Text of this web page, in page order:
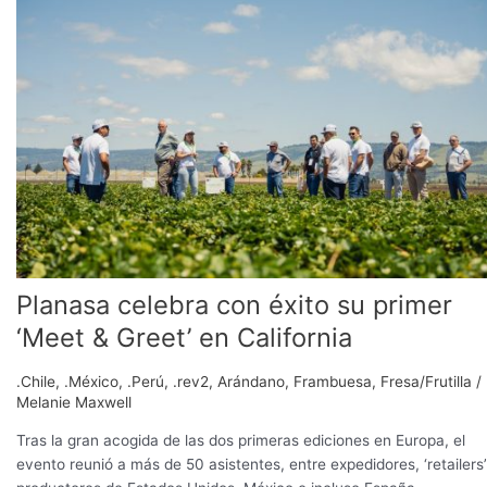
Planasa celebra con éxito su primer
‘Meet & Greet’ en California
.Chile, .México, .Perú, .rev2, Arándano, Frambuesa, Fresa/Frutilla /
Melanie Maxwell
Tras la gran acogida de las dos primeras ediciones en Europa, el
evento reunió a más de 50 asistentes, entre expedidores,
primer
Greet’
en
California